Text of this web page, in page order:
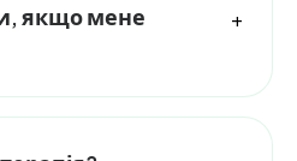
якщо мене
+